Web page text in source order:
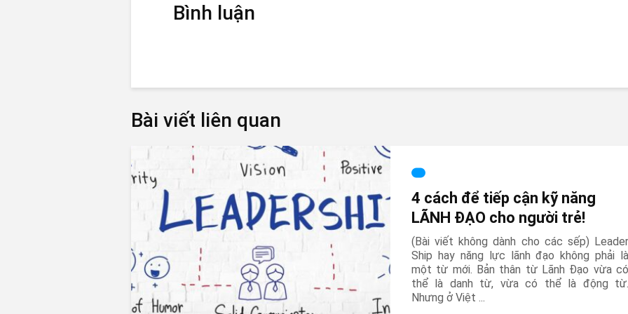
Bình luận
Bài viết liên quan
4 cách để tiếp cận kỹ năng
LÃNH ĐẠO cho người trẻ!
(Bài viết không dành cho các sếp) Leader
Ship hay năng lực lãnh đạo không phải là
một từ mới. Bản thân từ Lãnh Đạo vừa có
thể là danh từ, vừa có thể là động từ.
Nhưng ở Việt ...